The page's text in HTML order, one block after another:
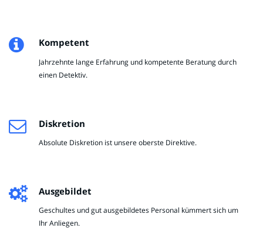
Kompetent
Jahrzehnte lange Erfahrung und kompetente Beratung durch
einen Detektiv.
Diskretion
Absolute Diskretion ist unsere oberste Direktive.
Ausgebildet
Geschultes und gut ausgebildetes Personal kümmert sich um
Ihr Anliegen.